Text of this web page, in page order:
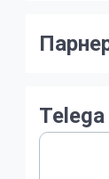
Telega